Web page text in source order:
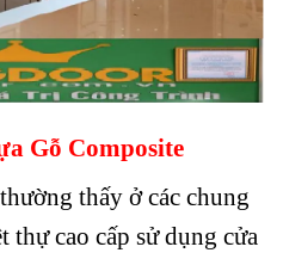
Gỗ Composite
thấy ở các chung
thự cao cấp sử dụng cửa